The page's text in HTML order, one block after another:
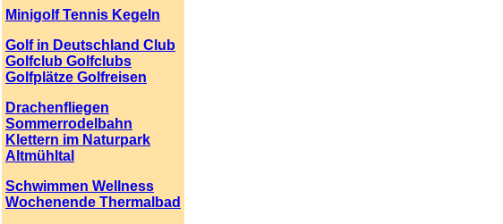
Minigolf Tennis Kegeln
Golf in Deutschland Club
Golfclub Golfclubs
Golfplätze Golfreisen
Drachenfliegen
Sommerrodelbahn
Klettern im Naturpark
Altmühltal
Schwimmen Wellness
Wochenende Thermalbad